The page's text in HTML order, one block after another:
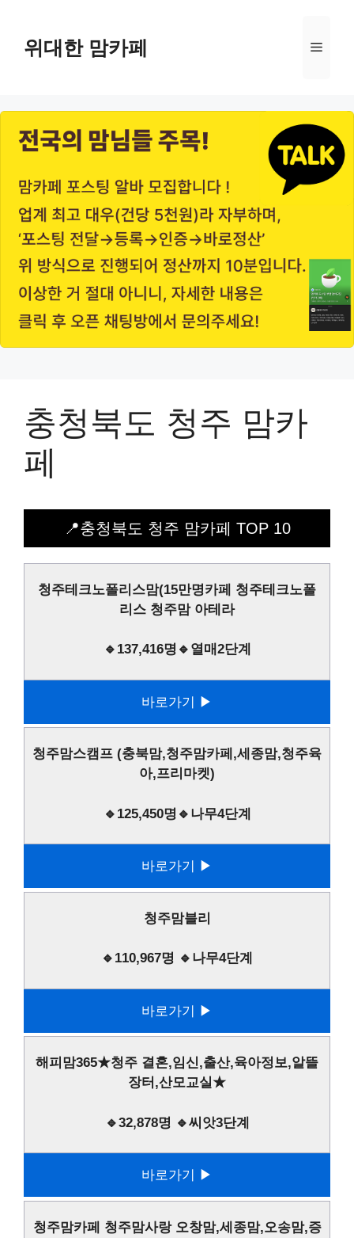
content위대한 맘카페 Menu
충청북도 청주 맘카
페
📍충청북도 청주 맘카페 TOP 10
청주테크노폴리스맘(15만명카페 청주테크노폴
리스 청주맘 아테라
🔹137,416명🔹열매2단계
바로가기 ▶
청주맘스캠프 (충북맘,청주맘카페,세종맘,청주육
아,프리마켓)
🔹125,450명🔹나무4단계
바로가기 ▶
청주맘블리
🔹110,967명 🔹나무4단계
바로가기 ▶
해피맘365★청주 결혼,임신,출산,육아정보,알뜰
장터,산모교실★
🔹32,878명 🔹씨앗3단계
바로가기 ▶
청주맘카페 청주맘사랑 오창맘,세종맘,오송맘,증